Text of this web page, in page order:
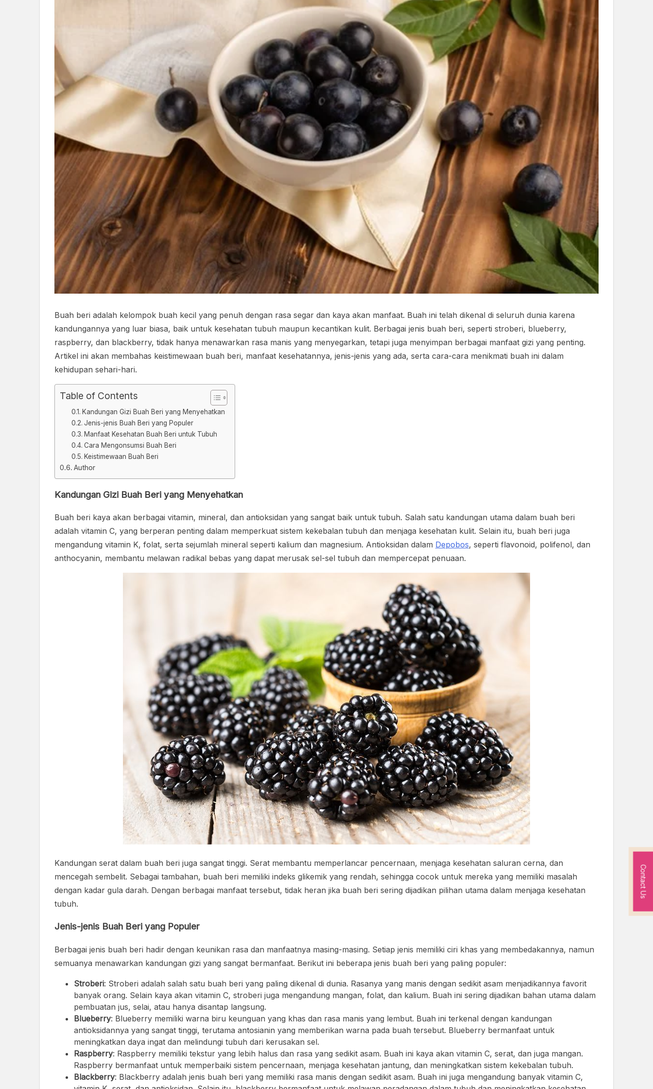
Buah beri adalah kelompok buah kecil yang penuh dengan rasa segar dan kaya akan manfaat. Buah ini telah dikenal di seluruh dunia karena
kandungannya yang luar biasa, baik untuk kesehatan tubuh maupun kecantikan kulit. Berbagai jenis buah beri, seperti stroberi, blueberry,
raspberry, dan blackberry, tidak hanya menawarkan rasa manis yang menyegarkan, tetapi juga menyimpan berbagai manfaat gizi yang penting.
Artikel ini akan membahas keistimewaan buah beri, manfaat kesehatannya, jenis-jenis yang ada, serta cara-cara menikmati buah ini dalam
kehidupan sehari-hari.
Table of Contents
Kandungan Gizi Buah Beri yang Menyehatkan
Jenis-jenis Buah Beri yang Populer
Manfaat Kesehatan Buah Beri untuk Tubuh
Cara Mengonsumsi Buah Beri
Keistimewaan Buah Beri
Author
Kandungan Gizi Buah Beri yang Menyehatkan
Buah beri kaya akan berbagai vitamin, mineral, dan antioksidan yang sangat baik untuk tubuh. Salah satu kandungan utama dalam buah beri
adalah vitamin C, yang berperan penting dalam memperkuat sistem kekebalan tubuh dan menjaga kesehatan kulit. Selain itu, buah beri juga
mengandung vitamin K, folat, serta sejumlah mineral seperti kalium dan magnesium. Antioksidan dalam Depobos, seperti flavonoid, polifenol, dan
anthocyanin, membantu melawan radikal bebas yang dapat merusak sel-sel tubuh dan mempercepat penuaan.
Kandungan serat dalam buah beri juga sangat tinggi. Serat membantu memperlancar pencernaan, menjaga kesehatan saluran cerna, dan
mencegah sembelit. Sebagai tambahan, buah beri memiliki indeks glikemik yang rendah, sehingga cocok untuk mereka yang memiliki masalah
dengan kadar gula darah. Dengan berbagai manfaat tersebut, tidak heran jika buah beri sering dijadikan pilihan utama dalam menjaga kesehatan
tubuh.
Jenis-jenis Buah Beri yang Populer
Berbagai jenis buah beri hadir dengan keunikan rasa dan manfaatnya masing-masing. Setiap jenis memiliki ciri khas yang membedakannya, namun
semuanya menawarkan kandungan gizi yang sangat bermanfaat. Berikut ini beberapa jenis buah beri yang paling populer:
Stroberi: Stroberi adalah salah satu buah beri yang paling dikenal di dunia. Rasanya yang manis dengan sedikit asam menjadikannya favorit
banyak orang. Selain kaya akan vitamin C, stroberi juga mengandung mangan, folat, dan kalium. Buah ini sering dijadikan bahan utama dalam
pembuatan jus, selai, atau hanya disantap langsung.
Blueberry: Blueberry memiliki warna biru keunguan yang khas dan rasa manis yang lembut. Buah ini terkenal dengan kandungan
antioksidannya yang sangat tinggi, terutama antosianin yang memberikan warna pada buah tersebut. Blueberry bermanfaat untuk
meningkatkan daya ingat dan melindungi tubuh dari kerusakan sel.
Raspberry: Raspberry memiliki tekstur yang lebih halus dan rasa yang sedikit asam. Buah ini kaya akan vitamin C, serat, dan juga mangan.
Raspberry bermanfaat untuk memperbaiki sistem pencernaan, menjaga kesehatan jantung, dan meningkatkan sistem kekebalan tubuh.
Blackberry: Blackberry adalah jenis buah beri yang memiliki rasa manis dengan sedikit asam. Buah ini juga mengandung banyak vitamin C,
Contact Us